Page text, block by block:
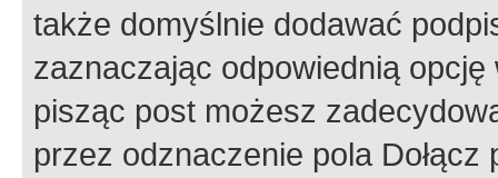
także domyślnie dodawać
zaznaczając odpowiednią
pisząc post możesz
przez odznaczenie pola